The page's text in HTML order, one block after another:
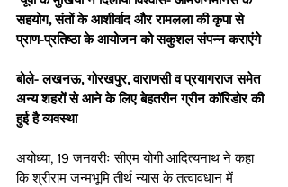
सहयोग, संतों के आशीर्वाद और रामलला की कृपा से
प्राण-प्रतिष्ठा के आयोजन को सकुशल संपन्न कराएंगे
बोले- लखनऊ, गोरखपुर, वाराणसी व प्रयागराज समेत
अन्य शहरों से आने के लिए बेहतरीन ग्रीन कॉरिडोर की
हुई है व्यवस्था
अयोध्या, 19 जनवरीः सीएम योगी आदित्यनाथ ने कहा
कि श्रीराम जन्मभूमि तीर्थ न्यास के तत्वावधान में